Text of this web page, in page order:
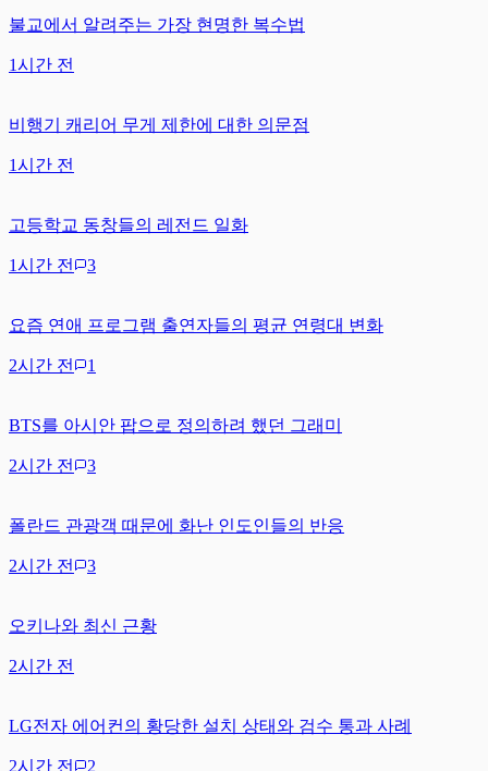
불교에서 알려주는 가장 현명한 복수법
1시간 전
비행기 캐리어 무게 제한에 대한 의문점
1시간 전
고등학교 동창들의 레전드 일화
1시간 전 3
요즘 연애 프로그램 출연자들의 평균 연령대 변화
2시간 전 1
BTS를 아시안 팝으로 정의하려 했던 그래미
2시간 전 3
폴란드 관광객 때문에 화난 인도인들의 반응
2시간 전 3
오키나와 최신 근황
2시간 전
LG전자 에어컨의 황당한 설치 상태와 검수 통과 사례
2시간 전 2